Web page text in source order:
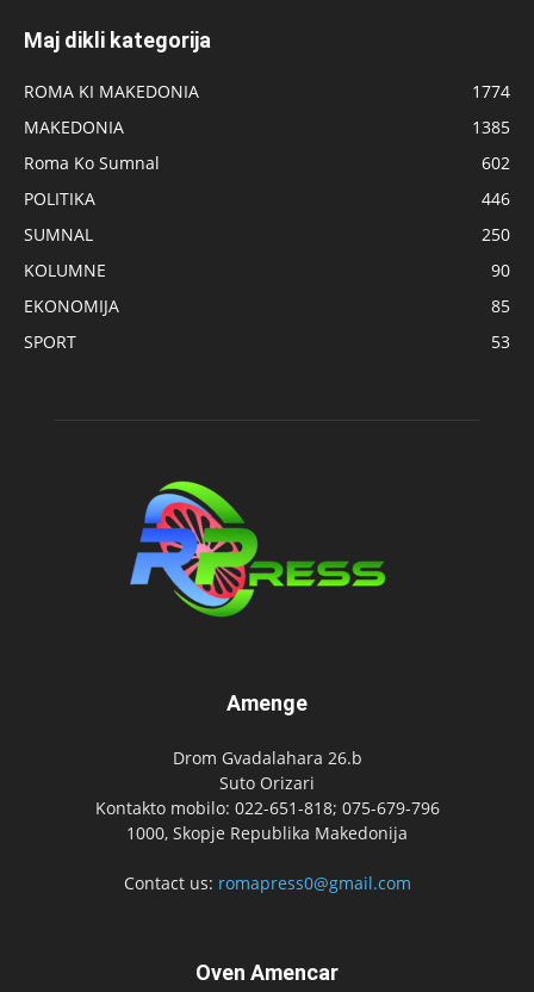
Maj dikli kategorija
ROMA KI MAKEDONIA
1774
MAKEDONIA
1385
Roma Ko Sumnal
602
POLITIKA
446
SUMNAL
250
KOLUMNE
90
EKONOMIJA
85
SPORT
53
Amenge
Drom Gvadalahara 26.b
Suto Orizari
Kontakto mobilo: 022-651-818; 075-679-796
1000, Skopje Republika Makedonija
Contact us: romapress0@gmail.com
Oven Amencar